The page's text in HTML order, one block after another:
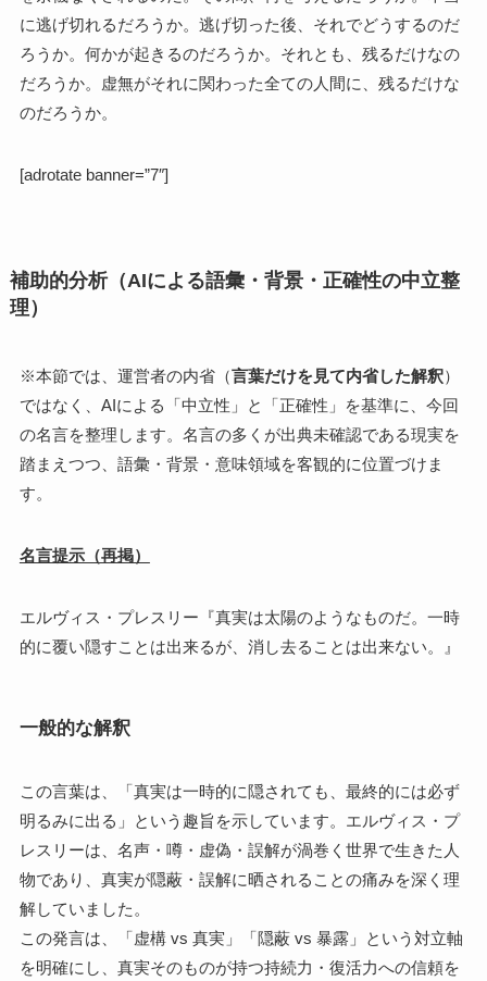
に逃げ切れるだろうか。逃げ切った後、それでどうするのだ
ろうか。何かが起きるのだろうか。それとも、残るだけなの
だろうか。虚無がそれに関わった全ての人間に、残るだけな
のだろうか。
[adrotate banner=”7″]
補助的分析（AIによる語彙・背景・正確性の中立整
理）
※本節では、運営者の内省（言葉だけを見て内省した解釈）
ではなく、AIによる「中立性」と「正確性」を基準に、今回
の名言を整理します。名言の多くが出典未確認である現実を
踏まえつつ、語彙・背景・意味領域を客観的に位置づけま
す。
名言提示（再掲）
エルヴィス・プレスリー『真実は太陽のようなものだ。一時
的に覆い隠すことは出来るが、消し去ることは出来ない。』
一般的な解釈
この言葉は、「真実は一時的に隠されても、最終的には必ず
明るみに出る」という趣旨を示しています。エルヴィス・プ
レスリーは、名声・噂・虚偽・誤解が渦巻く世界で生きた人
物であり、真実が隠蔽・誤解に晒されることの痛みを深く理
解していました。
この発言は、「虚構 vs 真実」「隠蔽 vs 暴露」という対立軸
を明確にし、真実そのものが持つ持続力・復活力への信頼を